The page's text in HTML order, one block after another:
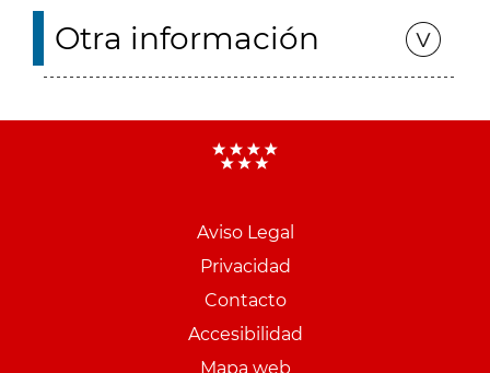
Otra información
Aviso Legal
Privacidad
Contacto
Accesibilidad
Mapa web